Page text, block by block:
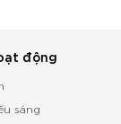
động
sáng